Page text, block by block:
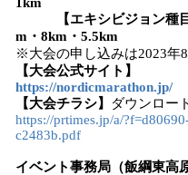
【エキシビジョン種目
m・8km・5.5km
※大会の申し込みは2023年
【大会公式サイト】
https://nordicmarathon.jp/
【大会チラシ】
ダウンロー
https://prtimes.jp/a/
c2483b.pdf
イベント事務局（飯綱東高